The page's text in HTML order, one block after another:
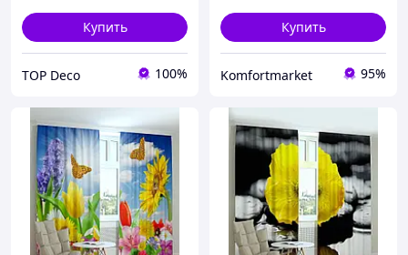
Купить
TOP Deco 100%
Купить
Komfortmarket 95%